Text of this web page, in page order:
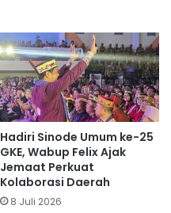
Hadiri Sinode Umum ke-25
GKE, Wabup Felix Ajak
Jemaat Perkuat
Kolaborasi Daerah
8 Juli 2026